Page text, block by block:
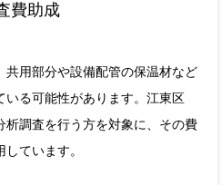
費助成
用部分や設備配管の保温材など
いる可能性があります。江東区
析調査を行う方を対象に、その費
ています。